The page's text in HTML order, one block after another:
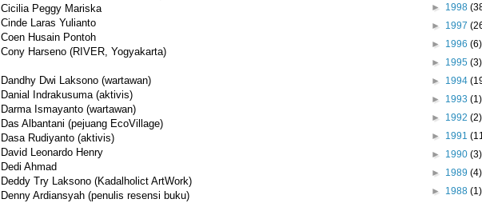
Cicilia Peggy Mariska
Cinde Laras Yulianto
Coen Husain Pontoh
Cony Harseno (RIVER, Yogyakarta)
Dandhy Dwi Laksono (wartawan)
Danial Indrakusuma (aktivis)
Darma Ismayanto (wartawan)
Das Albantani (pejuang EcoVillage)
Dasa Rudiyanto (aktivis)
David Leonardo Henry
Dedi Ahmad
Deddy Try Laksono (Kadalholict ArtWork)
Denny Ardiansyah (penulis resensi buku)
► 1998
► 1997
► 1996 (6)
► 1995 (3)
► 1994
► 1993 (1)
► 1992 (2)
► 1991
► 1990 (3)
► 1989 (4)
► 1988 (1)